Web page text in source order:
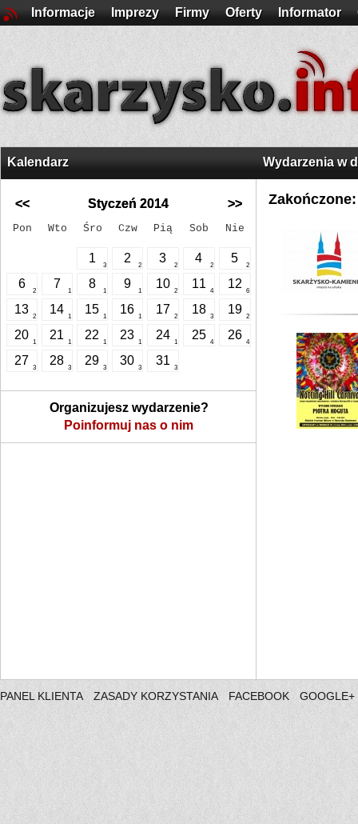
Informacje Imprezy Firmy Oferty Informator
Kalendarz
<< Styczeń 2014 >>
Pon Wto Śro Czw Pią Sob Nie
1
3
2
2
3
2
4
2
5
2
6
2
7
1
8
1
9
1
10
2
11
4
12
6
13
2
14
1
15
1
16
1
17
2
18
3
19
2
20
1
21
1
22
1
23
1
24
1
25
4
26
4
27
3
28
3
29
3
30
3
31
3
Organizujesz wydarzenie?
Poinformuj nas o nim
Wydarzenia w
Zakończone:
PANEL KLIENTA ZASADY KORZYSTANIA FACEBOOK GOOGLE+